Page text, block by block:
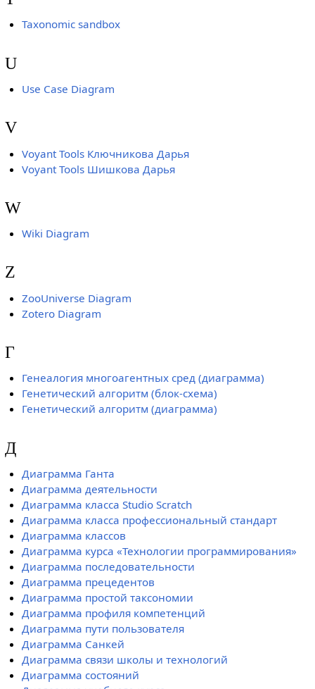
Taxonomic sandbox
U
Use Case Diagram
V
Voyant Tools Ключникова Дарья
Voyant Tools Шишкова Дарья
W
Wiki Diagram
Z
ZooUniverse Diagram
Zotero Diagram
Г
Генеалогия многоагентных сред (диаграмма)
Генетический алгоритм (блок-схема)
Генетический алгоритм (диаграмма)
Д
Диаграмма Ганта
Диаграмма деятельности
Диаграмма класса Studio Scratch
Диаграмма класса профессиональный стандарт
Диаграмма классов
Диаграмма курса «Технологии программирования»
Диаграмма последовательности
Диаграмма прецедентов
Диаграмма простой таксономии
Диаграмма профиля компетенций
Диаграмма пути пользователя
Диаграмма Санкей
Диаграмма связи школы и технологий
Диаграмма состояний